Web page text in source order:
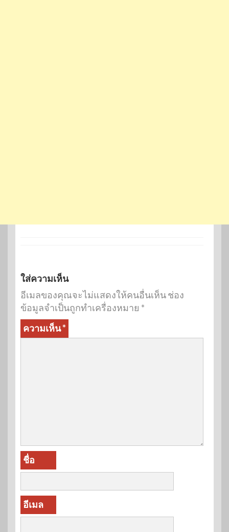
ใส่ความเห็น
อีเมลของคุณจะไม่แสดงให้คนอื่นเห็นช่อง
ข้อมูลจำเป็นถูกทำเครื่องหมาย *
ความเห็น*
ชื่อ
อีเมล